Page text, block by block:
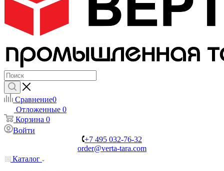
Сравнение0
Отложенные 0
Корзина 0
Войти
+7 495 032-76-32
order@verta-tara.com
Каталог